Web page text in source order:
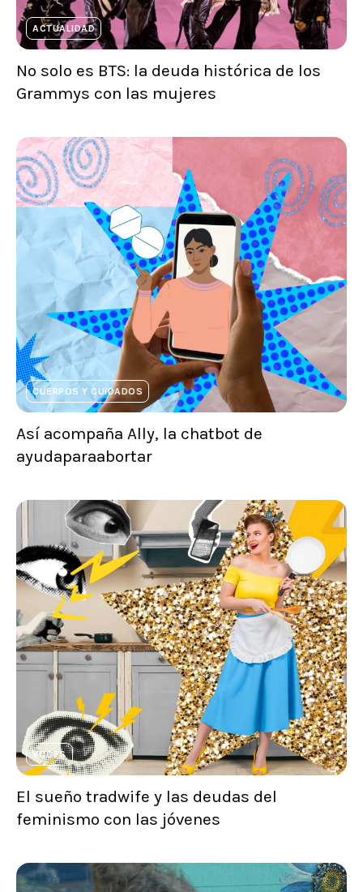
ACTUALIDAD
No solo es BTS: la deuda histórica de los
Grammys con las mujeres
CUERPOS Y CUIDADOS
Así acompaña Ally, la chatbot de
ayudaparaabortar
VOCES
El sueño tradwife y las deudas del
feminismo con las jóvenes